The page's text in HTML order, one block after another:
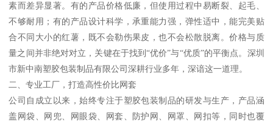
素而差异显著。有的产品价格低廉，但使用过程中易断裂、起毛、
不够耐用；有的产品设计科学，承重能力强，弹性适中，能完美贴
合不同大小的红薯，既不会勒伤果皮，也不会松散脱离。价格与质
量之间并非绝对对立，关键在于找到“优价”与“优质”的平衡点。深圳
市新中南塑胶包装制品有限公司深耕行业多年，深谙这一道理。
二、专业工厂，打造高性价比网套
公司自成立以来，始终专注于塑胶包装制品的研发与生产，产品涵
盖网袋、网兜、网眼袋、网套、防护网、网罩、网扣等，同时也覆